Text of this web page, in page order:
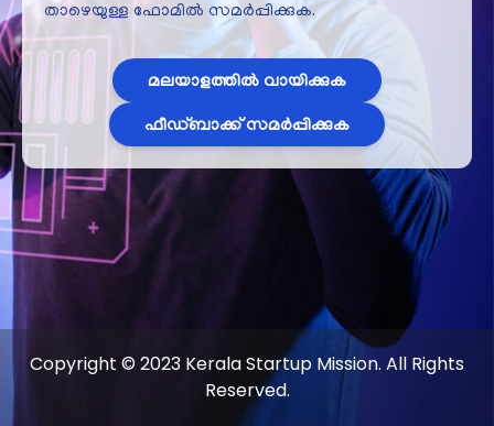
താഴെയുള്ള ഫോമിൽ സമർപ്പിക്കുക.
മലയാളത്തിൽ വായിക്കുക
ഫീഡ്ബാക്ക് സമർപ്പിക്കുക
Copyright © 2023 Kerala Startup Mission. All Rights
Reserved.